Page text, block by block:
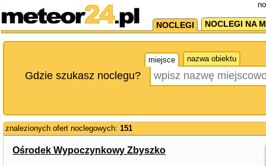
NOCLEGI NOCLEGI NA
miejsce nazwa obiektu
Gdzie szukasz noclegu?
znalezionych ofert noclegowych: 151
Ośrodek Wypoczynkowy Zbyszko